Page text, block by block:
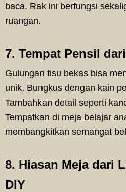
baca. Rak ini berfungsi
ruangan.
7. Tempat Pensil
Gulungan tisu bekas bisa
unik. Bungkus dengan kain
Tambahkan detail seperti
Tempatkan di meja belajar
membangkitkan semangat
8. Hiasan Meja dari
DIY